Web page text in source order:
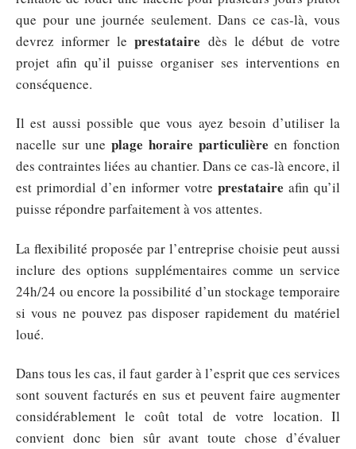
que pour une journée seulement. Dans ce cas-là, vous
devrez informer leprestataire dès le début de votre
projet afin qu’il puisse organiser ses interventions en
conséquence.
Il est aussi possible que vous ayez besoin d’utiliser la
nacelle sur une plage horaire particulière en fonction
des contraintes liées au chantier. Dans ce cas-là encore, il
est primordial d’en informer votre prestataire afin qu’il
puisse répondre parfaitement à vos attentes.
La flexibilité proposée par l’entreprise choisie peut aussi
inclure des options supplémentaires comme un service
24h/24 ou encore la possibilité d’un stockage temporaire
si vous ne pouvez pas disposer rapidement du matériel
loué.
Dans tous les cas, il faut garder à l’esprit que ces services
sont souvent facturés en sus et peuvent faire augmenter
considérablement le coût total de votre location. Il
convient donc bien sûr avant toute chose d’évaluer